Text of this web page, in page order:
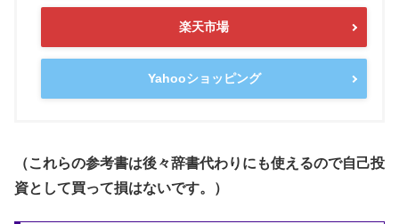
楽天市場
Yahooショッピング
（これらの参考書は後々辞書代わりにも使えるので自己投
資として買って損はないです。）